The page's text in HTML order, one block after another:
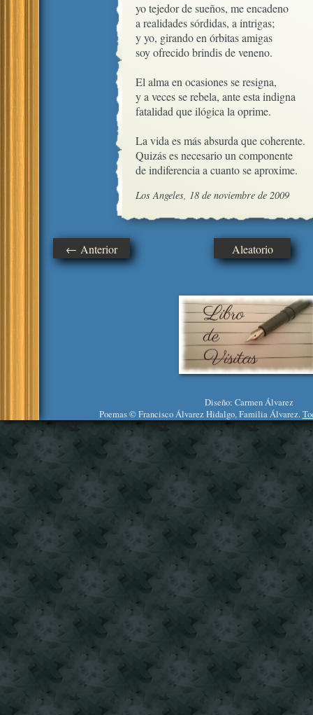
yo tejedor de sueños, me encadeno
a realidades sórdidas, a intrigas;
y yo, girando en órbitas amigas
soy ofrecido brindis de veneno.
El alma en ocasiones se resigna,
y a veces se rebela, ante esta indigna
fatalidad que ilógica la oprime.
La vida es más absurda que coherente.
Quizás es necesario un componente
de indiferencia a cuanto se aproxime.
Los Angeles, 18 de noviembre de 2009
← Anterior Aleatorio
Diseño: Carmen Álvarez
Poemas © Francisco Álvarez Hidalgo, Familia Álvarez.